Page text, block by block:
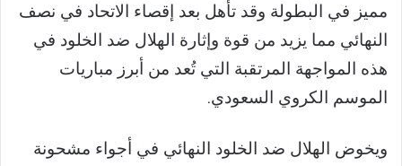
مميز في البطولة وقد تأهل بعد إقصاء الاتحاد في نصف
النهائي مما يزيد من قوة وإثارة الهلال ضد الخلود في
هذه المواجهة المرتقبة التي تُعد من أبرز مباريات
الموسم الكروي السعودي.
ويخوض الهلال ضد الخلود النهائي في أجواء مشحونة